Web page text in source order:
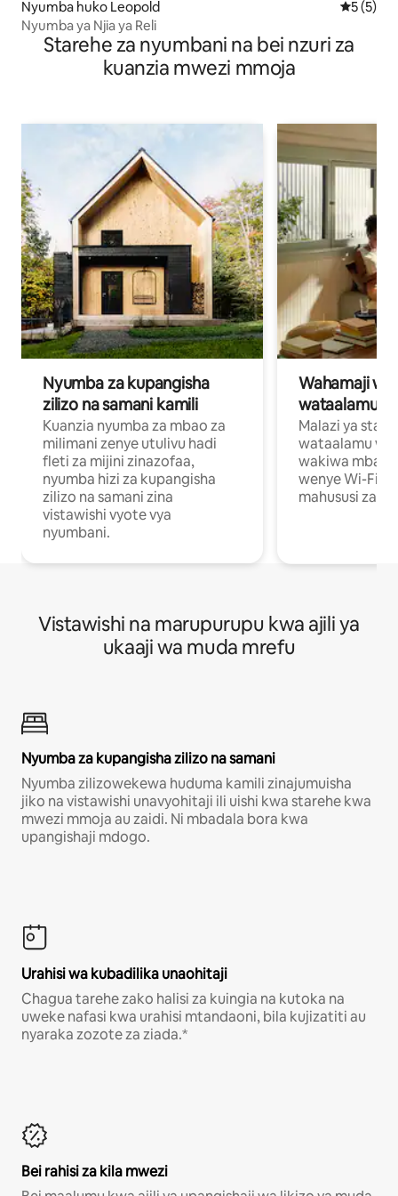
Nyumba huko Leopold
5 (5)
Nyumba ya Njia ya Reli
Starehe za nyumbani na bei nzuri za
kuanzia mwezi mmoja
Nyumba za kupangisha
zilizo na samani kamili
Kuanzia nyumba za mbao za
milimani zenye utulivu hadi
fleti za mijini zinazofaa,
nyumba hizi za kupangisha
zilizo na samani zina
vistawishi vyote vya
nyumbani.
Wahamaji
wataalamu
Malazi ya
wataalamu
wakiwa mbali
wenye Wi-Fi
mahususi za
Vistawishi na marupurupu kwa ajili ya
ukaaji wa muda mrefu
Nyumba za kupangisha zilizo na samani
Nyumba zilizowekewa huduma kamili zinajumuisha
jiko na vistawishi unavyohitaji ili uishi kwa starehe kwa
mwezi mmoja au zaidi. Ni mbadala bora kwa
upangishaji mdogo.
Urahisi wa kubadilika unaohitaji
Chagua tarehe zako halisi za kuingia na kutoka na
uweke nafasi kwa urahisi mtandaoni, bila kujizatiti au
nyaraka zozote za ziada.*
Bei rahisi za kila mwezi